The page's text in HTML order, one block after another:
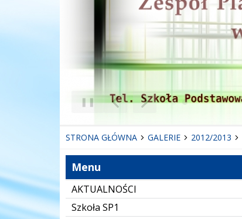
Poprzedni Element
Następny Element
❚❚
STRONA GŁÓWNA GALERIE 2012/2013
Menu
AKTUALNOŚCI
Szkoła SP1